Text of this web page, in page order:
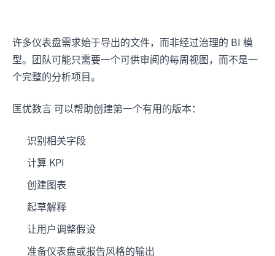
许多仪表盘需求始于导出的文件，而非经过治理的 BI 模
型。团队可能只需要一个可供审阅的每周视图，而不是一
个完整的分析项目。
匡优数言 可以帮助创建第一个有用的版本：
识别相关字段
计算 KPI
创建图表
起草解释
让用户调整假设
准备仪表盘或报告风格的输出